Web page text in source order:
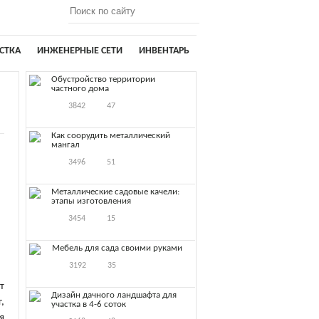
ИНЖЕНЕРНЫЕ СЕТИ ИНВЕНТАРЬ
Обустройство территории
частного дома
3842 47
Как соорудить металлический
мангал
3496 51
Металлические садовые качели:
этапы изготовления
3454 15
Мебель для сада своими руками
3192 35
Дизайн дачного ландшафта для
участка в 4-6 соток